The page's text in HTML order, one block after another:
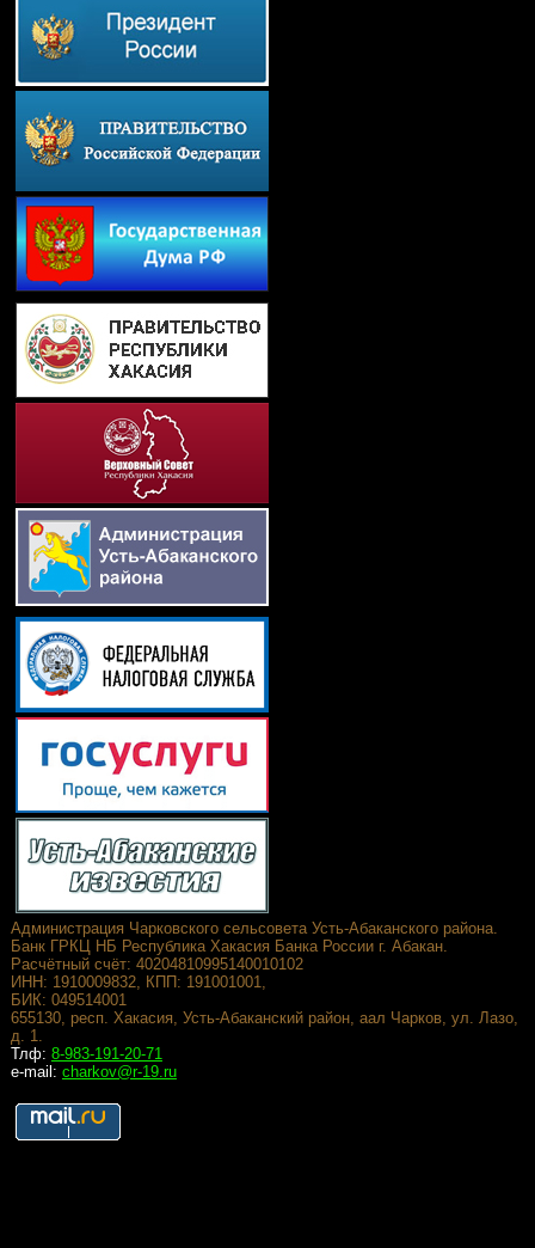
Администрация Чарковского сельсовета Усть-Абаканского района.
Банк ГРКЦ НБ Республика Хакасия Банка России г. Абакан.
Расчётный счёт: 40204810995140010102
ИНН: 1910009832, КПП: 191001001,
БИК: 049514001
655130, респ. Хакасия, Усть-Абаканский район, аал Чарков, ул. Лазо,
д. 1.
Тлф: 8-983-191-20-71
e-mail: charkov@r-19.ru